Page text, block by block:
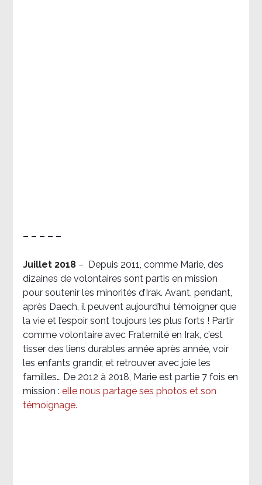
– – – – –
Juillet 2018 – Depuis 2011, comme Marie, des
dizaines de volontaires sont partis en mission
pour soutenir les minorités d’Irak. Avant, pendant,
après Daech, il peuvent aujourd’hui témoigner que
la vie et l’espoir sont toujours les plus forts ! Partir
comme volontaire avec Fraternité en Irak, c’est
tisser des liens durables année après année, voir
les enfants grandir, et retrouver avec joie les
familles… De 2012 à 2018, Marie est partie 7 fois en
mission : elle nous partage ses photos et son
témoignage.